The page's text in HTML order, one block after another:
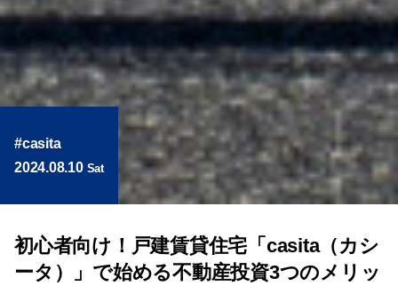
casita
2024.08.10 Sat
初心者向け！戸建賃貸住宅「casita（カシ
ータ）」で始める不動産投資3つのメリッ